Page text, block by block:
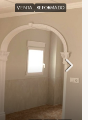
VENTA REFORMADO